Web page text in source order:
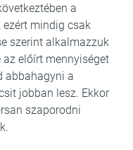
a
mindig csak
szerint alkalmazzuk
az előírt mennyiséget
abbahagyni a
jobban lesz. Ekkor
szaporodni